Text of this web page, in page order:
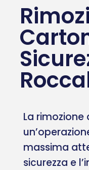
La
massima
sicurezza e